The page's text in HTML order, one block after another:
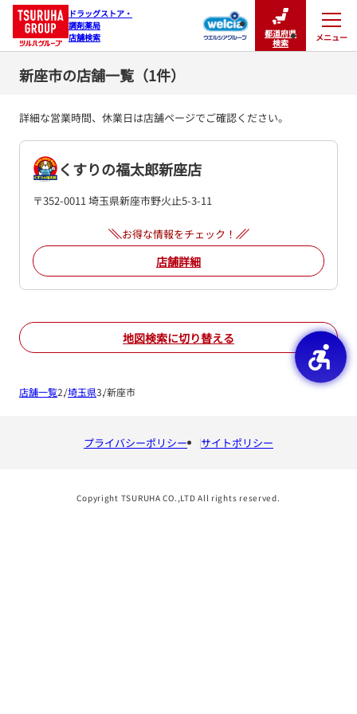
ドラッグストア・
調剤薬局
店舗検索
都道府県
検索
メニュー
閉じる
新座市の店舗一覧（1件）
詳細な営業時間、休業日は店舗ページでご確認ください。
くすりの福太郎新座店
〒352-0011 埼玉県新座市野火止5-3-11
お得な情報をチェック！
店舗詳細
地図検索に切り替える
店舗一覧 埼玉県 新座市
プライバシーポリシー サイトポリシー
Copyright TSURUHA CO.,LTD All rights reserved.